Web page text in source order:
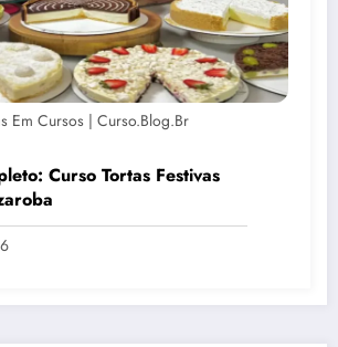
Em Cursos | Curso.blog.br
Curso Tortas Festivas